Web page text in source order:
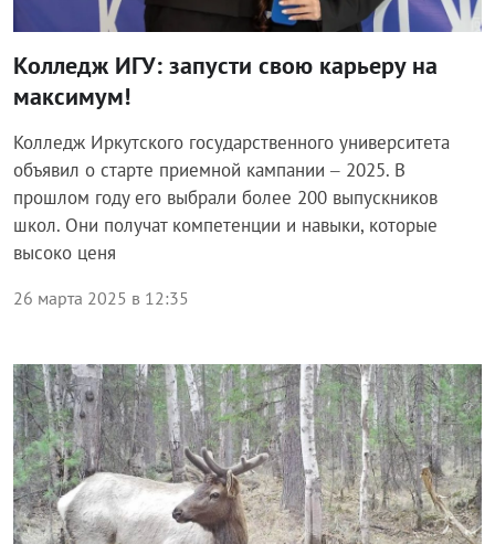
Колледж ИГУ: запусти свою карьеру на
максимум!
Колледж Иркутского государственного университета
объявил о старте приемной кампании – 2025. В
прошлом году его выбрали более 200 выпускников
школ. Они получат компетенции и навыки, которые
высоко ценя
26 марта 2025 в 12:35
Общество